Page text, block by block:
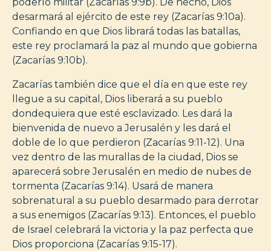
desarmará al ejército de este rey (Zacarías 9:10a).
Confiando en que Dios librará todas las batallas,
este rey proclamará la paz al mundo que gobierna
(Zacarías 9:10b).
Zacarías también dice que el día en que este rey
llegue a su capital, Dios liberará a su pueblo
dondequiera que esté esclavizado. Les dará la
bienvenida de nuevo a Jerusalén y les dará el
doble de lo que perdieron (Zacarías 9:11-12). Una
vez dentro de las murallas de la ciudad, Dios se
aparecerá sobre Jerusalén en medio de nubes de
tormenta (Zacarías 9:14). Usará de manera
sobrenatural a su pueblo desarmado para derrotar
a sus enemigos (Zacarías 9:13). Entonces, el pueblo
de Israel celebrará la victoria y la paz perfecta que
Dios proporciona (Zacarías 9:15-17).